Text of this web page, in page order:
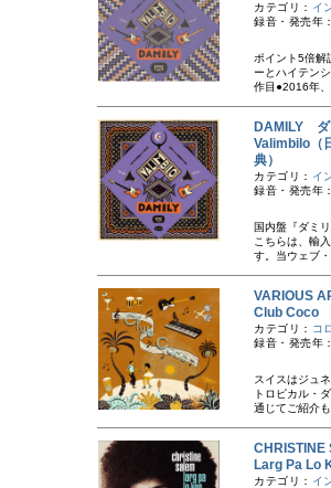
カテゴリ： イ
録音・発売年
ポイント5倍解
ーとハイテン
作目●2016年
DAMILY ダ
Valimbilo（
典）
カテゴリ： イ
録音・発売
国内盤『ダミ
こちらは、輸
す。当ウェブ
VARIOUS
Club Coco
カテゴリ： コ
録音・発売年
スイスはジュ
トロピカル・
通じてご紹介
Larg Pa Lo
カテゴリ： イ